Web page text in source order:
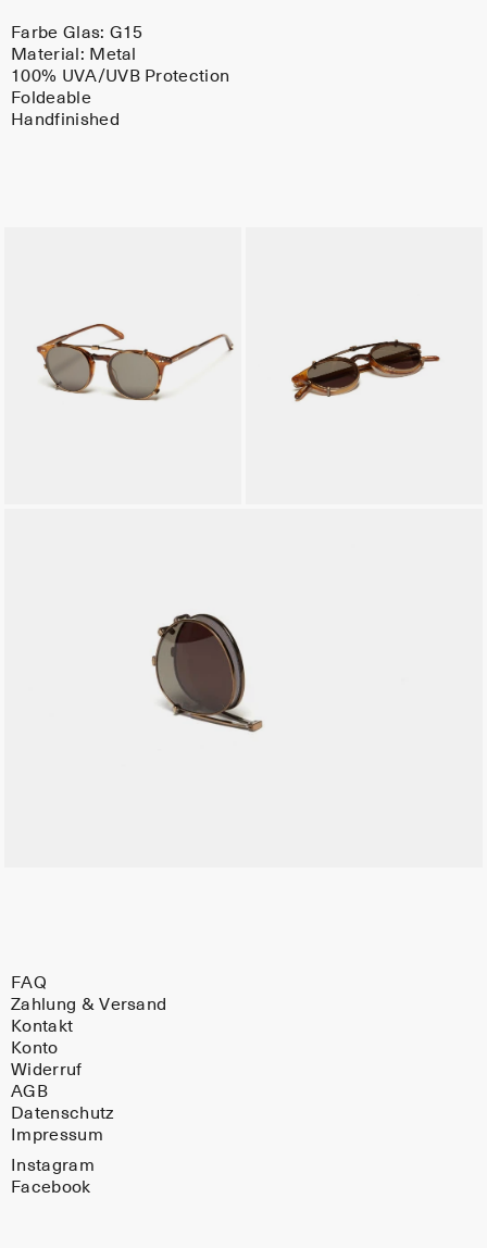
Farbe Glas: G15
Material: Metal
100% UVA/UVB Protection
Foldeable
Handfinished
FAQ
Zahlung & Versand
Kontakt
Konto
Widerruf
AGB
Datenschutz
Impressum
Instagram
Facebook